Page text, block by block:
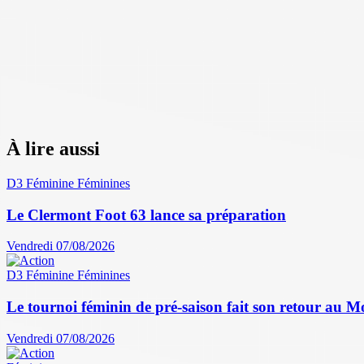
À lire aussi
D3 Féminine Féminines
Le Clermont Foot 63 lance sa préparation
Vendredi 07/08/2026
D3 Féminine Féminines
Le tournoi féminin de pré-saison fait son retour au
Vendredi 07/08/2026